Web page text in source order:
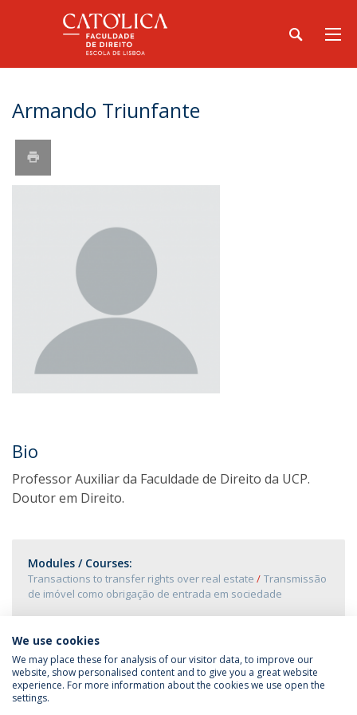
Armando Triunfante
Bio
Professor Auxiliar da Faculdade de Direito da UCP.
Doutor em Direito.
Modules / Courses:
Transactions to transfer rights over real estate
Transmissão
de imóvel como obrigação de entrada em sociedade
Privacy Policy
We use cookies
We may place these for analysis of our visitor data, to improve our
website, show personalised content and to give you a great website
experience. For more information about the cookies we use open the
settings.